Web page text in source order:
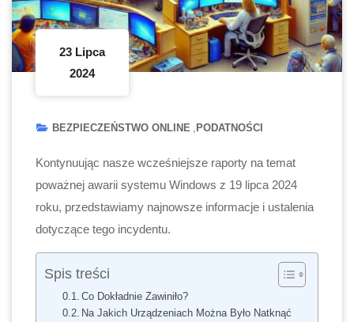
23 Lipca
2024
BEZPIECZEŃSTWO ONLINE PODATNOŚCI
Kontynuując nasze wcześniejsze raporty na temat
poważnej awarii systemu Windows z 19 lipca 2024
roku, przedstawiamy najnowsze informacje i ustalenia
dotyczące tego incydentu.
Spis treści
Co Dokładnie Zawiniło?
Na Jakich Urządzeniach Można Było Natknąć